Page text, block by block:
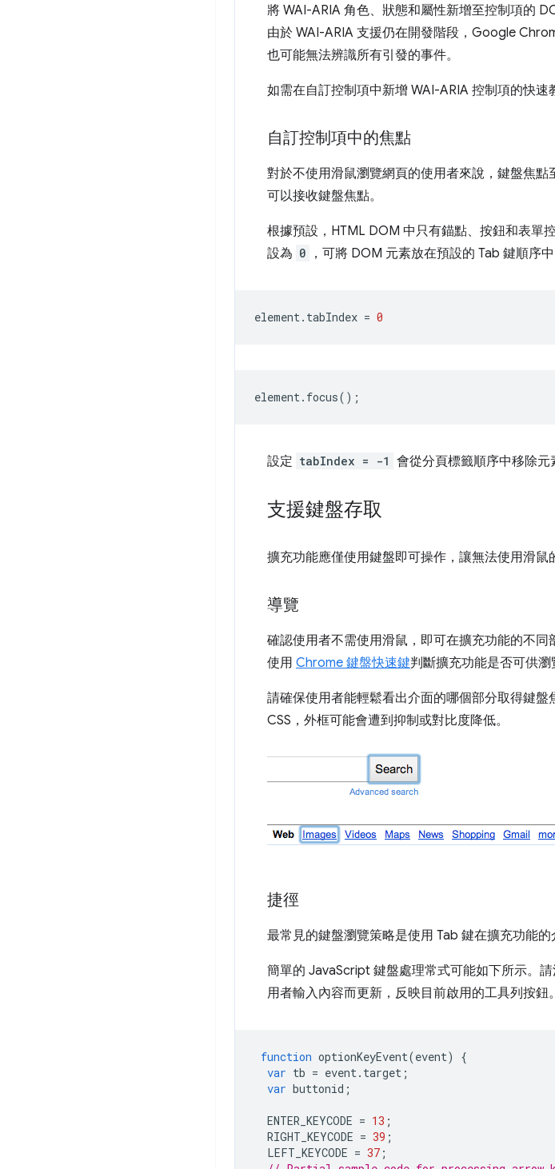
將 WAI-ARIA 角色、狀態和屬性新增至控制項的
由於 WAI-ARIA 支援仍在開發階段，Google
也可能無法辨識所有引發的事件。
如需在自訂控制項中新增 WAI-ARIA 控制項的快速
自訂控制項中的焦點
對於不使用滑鼠瀏覽網頁的使用者來說，鍵盤焦
可以接收鍵盤焦點。
根據預設，HTML DOM 中只有錨點、按鈕和表單
設為 0 ，可將 DOM 元素放在預設的 Tab 鍵順序
element. tabIndex = 0
element. focus();
設定 tabIndex = -1 會從分頁標籤順序中移除元
支援鍵盤存取
擴充功能應僅使用鍵盤即可操作，讓無法使用滑鼠
導覽
確認使用者不需使用滑鼠，即可在擴充功能的不同
使用 Chrome 鍵盤快速鍵判斷擴充功能是否可供瀏
請確保使用者能輕鬆看出介面的哪個部分取得鍵
CSS，外框可能會遭到抑制或對比度降低。
捷徑
最常見的鍵盤瀏覽策略是使用 Tab 鍵在擴充功能
簡單的 JavaScript 鍵盤處理常式可能如下所示。
用者輸入內容而更新，反映目前啟用的工具列按鈕。
function optionKeyEvent(event)
{
var tb = event. target ;
var buttonid ;
ENTER_KEYCODE = 13 ;
RIGHT_KEYCODE = 39 ;
LEFT_KEYCODE = 37 ;